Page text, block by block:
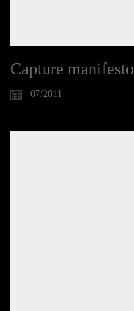
Capture manifesto
07/2011